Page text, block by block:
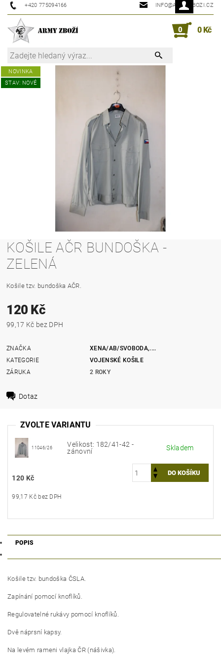
+420 775094166 INFO@ARMYZBOZI.CZ
0 0 Kč
NOVINKA
STAV: NOVÉ
KOŠILE AČR BUNDOŠKA -
ZELENÁ
Košile tzv. bundoška AČR.
120 Kč
99,17 Kč bez DPH
ZNAČKA
XENA/AB/SVOBODA,....
KATEGORIE
VOJENSKÉ KOŠILE
ZÁRUKA
2 ROKY
Dotaz
ZVOLTE VARIANTU
11046/26
Velikost: 182/41-42 -
zánovní
Skladem
120 Kč
99,17 Kč bez DPH
POPIS
Košile tzv. bundoška ČSLA.
Zapínání pomocí knoflíků.
Regulovatelné rukávy pomocí knoflíků.
Dvě náprsní kapsy.
Na levém rameni vlajka ČR (nášivka).